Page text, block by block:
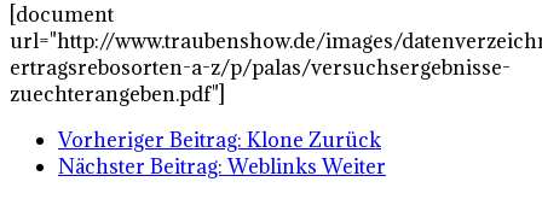
[document
url="http://www.traubenshow.de/images/
ertragsrebosorten-a-z/p/palas/versuchsergebnisse-
zuechterangeben.pdf"]
Vorheriger Beitrag: Klone Zurück
Nächster Beitrag: WeblinksWeiter